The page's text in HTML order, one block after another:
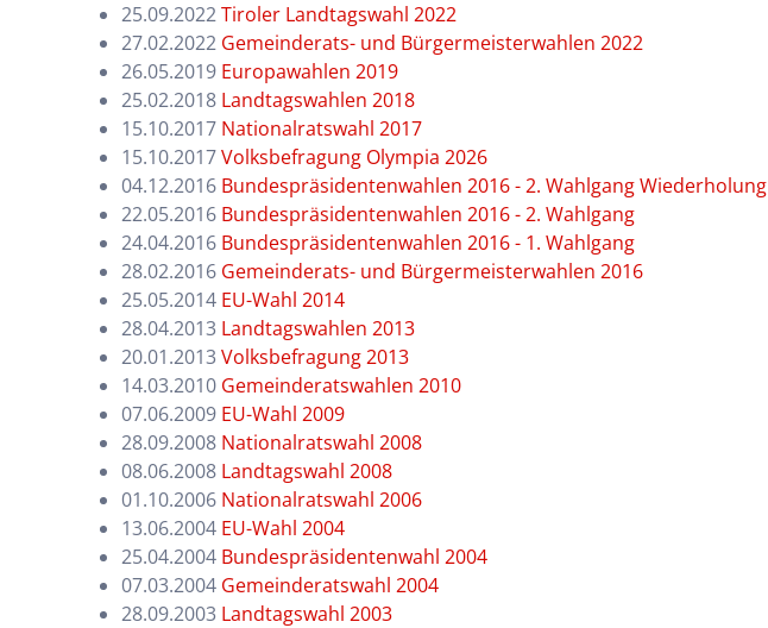
25.09.2022Tiroler Landtagswahl 2022
27.02.2022 Gemeinderats- und Bürgermeisterwahlen 2022
26.05.2019 Europawahlen 2019
25.02.2018 Landtagswahlen 2018
15.10.2017 Nationalratswahl 2017
15.10.2017Volksbefragung Olympia 2026
04.12.2016 Bundespräsidentenwahlen 2016 - 2. Wahlgang Wiederholung
22.05.2016 Bundespräsidentenwahlen 2016 - 2. Wahlgang
24.04.2016 Bundespräsidentenwahlen 2016 - 1. Wahlgang
28.02.2016 Gemeinderats- und Bürgermeisterwahlen 2016
25.05.2014 EU-Wahl 2014
28.04.2013 Landtagswahlen 2013
20.01.2013Volksbefragung 2013
14.03.2010 Gemeinderatswahlen 2010
07.06.2009 EU-Wahl 2009
28.09.2008 Nationalratswahl 2008
08.06.2008 Landtagswahl 2008
01.10.2006 Nationalratswahl 2006
13.06.2004 EU-Wahl 2004
25.04.2004 Bundespräsidentenwahl 2004
07.03.2004 Gemeinderatswahl 2004
28.09.2003 Landtagswahl 2003